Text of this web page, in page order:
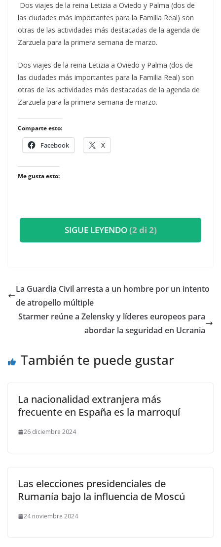
Dos viajes de la reina Letizia a Oviedo y Palma (dos de
las ciudades más importantes para la Familia Real) son
otras de las actividades más destacadas de la agenda de
Zarzuela para la primera semana de marzo.
​Dos viajes de la reina Letizia a Oviedo y Palma (dos de
las ciudades más importantes para la Familia Real) son
otras de las actividades más destacadas de la agenda de
Zarzuela para la primera semana de marzo.
Comparte esto:
Facebook X
Me gusta esto:
SIGUE LEYENDO(2 di 2)
La Guardia Civil arresta a un hombre por un intento
de atropello múltiple
Starmer reúne a Zelensky y líderes europeos para
abordar la seguridad en Ucrania
También te puede gustar
La nacionalidad extranjera más
frecuente en España es la marroquí
26 diciembre 2024
Las elecciones presidenciales de
Rumanía bajo la influencia de Moscú
24 noviembre 2024